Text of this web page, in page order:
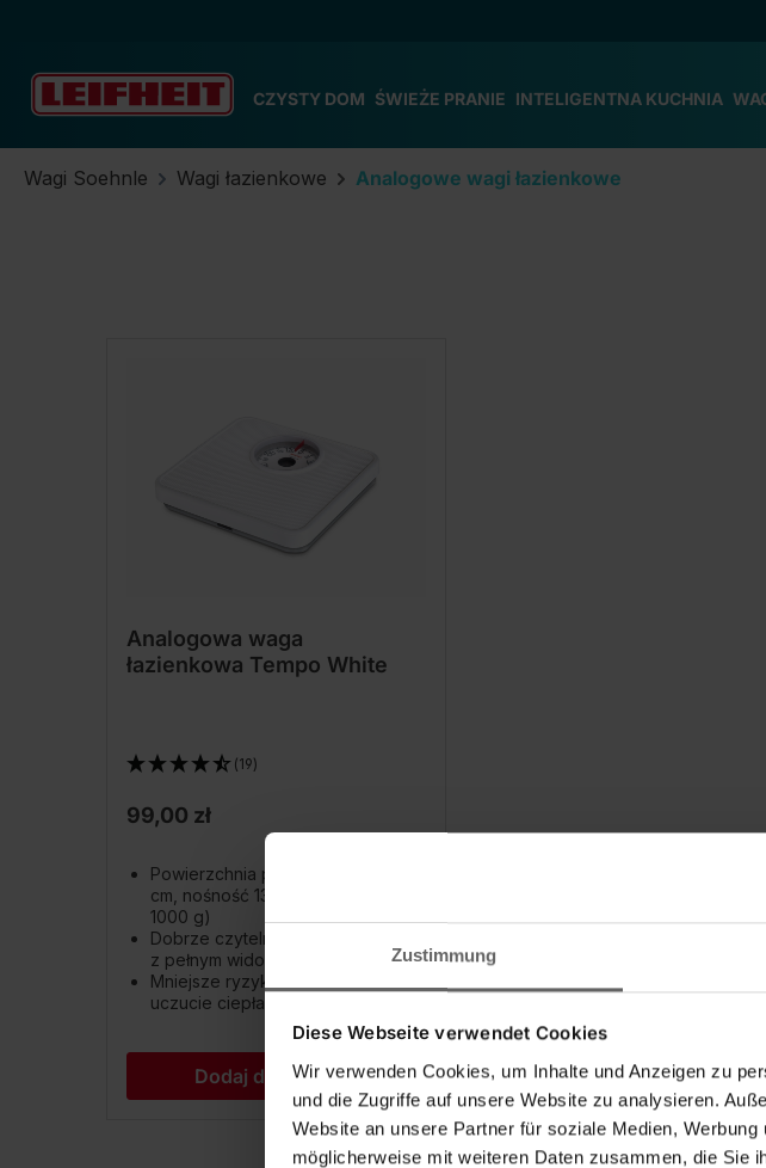
Zustimmung
Diese Webseite verwendet Cookies
Wir verwenden Cookies, um Inhalte und Anzeigen zu
und die Zugriffe auf unsere Website zu analysieren.
Website an unsere Partner für soziale Medien,
möglicherweise mit weiteren Daten zusammen, die Sie
CZYSTY DOM ŚWIEŻE PRANIE INTELIGENTNA KUCHNIA
Wagi Soehnle Wagi łazienkowe Analogowe wagi łazienkowe
Analogowa waga
łazienkowa Tempo White
(19)
99,00 zł
Powierzchnia pomiarowa 27 x 29
cm, nośność 130 kg (dokładność
1000 g)
Dobrze czytelna analogowa skala
z pełnym widokiem
Mniejsze ryzyko poślizgnięcia się i
uczucie ciepła pod stopami
Dodaj do koszyka